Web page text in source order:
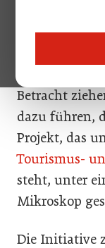
die
Verpflichtung
Betracht
dazu führen,
Projekt, das
Tourismus-
steht, unter
Mikroskop
Die Initiative